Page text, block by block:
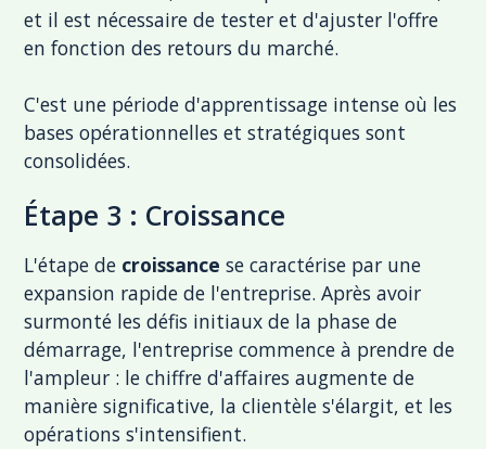
et il est nécessaire de tester et d'ajuster l'offre
en fonction des retours du marché.
C'est une période d'apprentissage intense où les
bases opérationnelles et stratégiques sont
consolidées.
Étape 3 : Croissance
L'étape de croissance se caractérise par une
expansion rapide de l'entreprise. Après avoir
surmonté les défis initiaux de la phase de
démarrage, l'entreprise commence à prendre de
l'ampleur : le chiffre d'affaires augmente de
manière significative, la clientèle s'élargit, et les
opérations s'intensifient.